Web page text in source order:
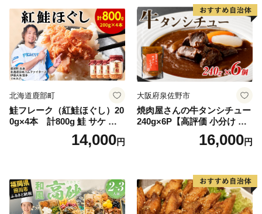
ー ギフト お取り寄せ 日高市
北海道鹿部町
鮭フレーク（紅鮭ほぐし）20
0g×4本 計800g 鮭 サケ 鮭
ほぐし サケフレーク シャケ
フレーク 鮭フレーク14,000円
大阪府泉佐野市
焼肉屋さんの牛タンシチュー
240g×6P【高評価 小分け 惣
菜 牛たん 一人暮らし 冷凍】
16,000円